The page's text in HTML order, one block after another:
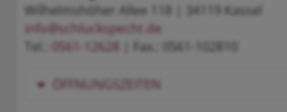
Wilhelmshöher Allee 118 | 34119 Kassel
info@schluckspecht.de
Tel.:
0561-12628 | Fax.: 0561-102810
ÖFFNUNGSZEITEN